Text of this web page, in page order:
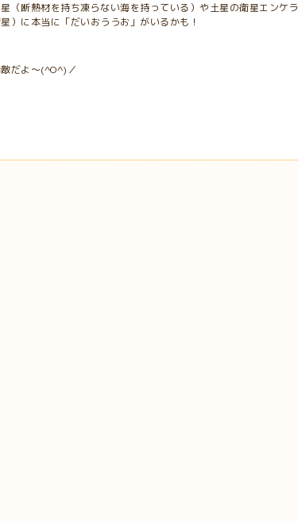
（断熱材を持ち凍らない海を持っている）や土星の衛星エンケ
）に本当に「だいおううお」がいるかも！
だよ～(^O^)／